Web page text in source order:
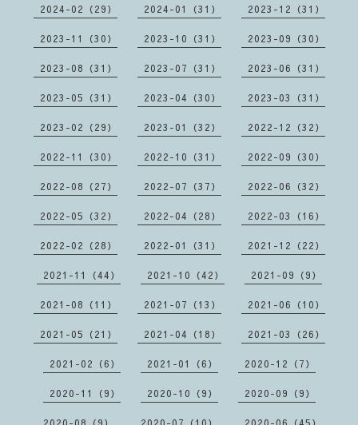
2024-02（29） 2024-01（31） 2023-12（31）
2023-11（30） 2023-10（31） 2023-09（30）
2023-08（31） 2023-07（31） 2023-06（31）
2023-05（31） 2023-04（30） 2023-03（31）
2023-02（29） 2023-01（32） 2022-12（32）
2022-11（30） 2022-10（31） 2022-09（30）
2022-08（27） 2022-07（37） 2022-06（32）
2022-05（32） 2022-04（28） 2022-03（16）
2022-02（28） 2022-01（31） 2021-12（22）
2021-11（44） 2021-10（42） 2021-09（9）
2021-08（11） 2021-07（13） 2021-06（10）
2021-05（21） 2021-04（18） 2021-03（26）
2021-02（6） 2021-01（6） 2020-12（7）
2020-11（9） 2020-10（9） 2020-09（9）